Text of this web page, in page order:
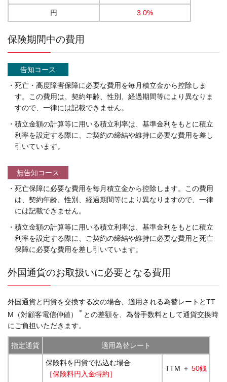
円 3.0%
保険期間中の費用
告知コース
・死亡・高度障害保障に必要な費用を毎月積立金から控除しま
す。この費用は、契約年齢、性別、経過期間等により異なりま
すので、一律には記載できません。
・積立金額の計算等に用いる積立利率は、基準金利をもとに積立
利率を設定する際に、ご契約の締結や維持に必要な費用を差し
引いています。
無告知コース
・死亡保障に必要な費用を毎月積立金から控除します。この費用
は、契約年齢、性別、経過期間等により異なりますので、一律
には記載できません。
・積立金額の計算等に用いる積立利率は、基準金利をもとに積立
利率を設定する際に、ご契約の締結や維持に必要な費用と死亡
保障に必要な費用を差し引いています。
外国通貨のお取扱いに必要となる費用
外国通貨と円貨を交換する次の場合、適用される為替レートとTT
M（対顧客電信仲値）
＊ との差額を、為替手数料として通貨交換時
にご負担いただきます。
指定通貨 適用為替レート
保険料を円貨で払込む場合
［保険料円入金特約］
TTM ＋ 50銭